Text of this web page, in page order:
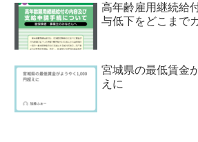
高年齢雇用継続給
与低下をどこまで
宮城県の最低賃金
えに